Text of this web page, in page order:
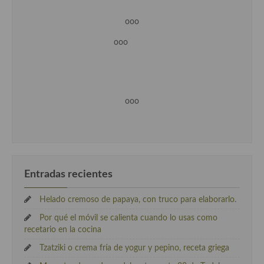
ooo
ooo
ooo
Entradas recientes
Helado cremoso de papaya, con truco para elaborarlo.
Por qué el móvil se calienta cuando lo usas como
recetario en la cocina
Tzatziki o crema fría de yogur y pepino, receta griega